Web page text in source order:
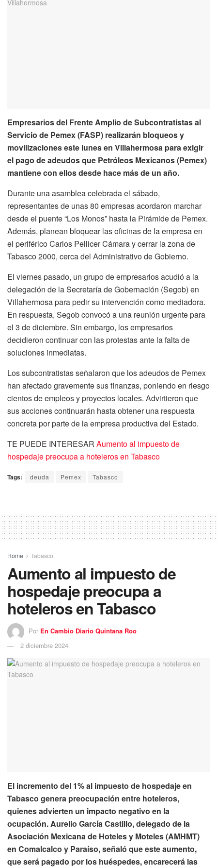
Empresarios del Frente Amplio de Subcontratistas al
Servicio de Pemex (FASP) realizarán bloqueos y
movilizaciones este lunes en Villahermosa para exigir
el pago de adeudos que Petróleos Mexicanos (Pemex)
mantiene con ellos desde hace más de un año.
Durante una asamblea celebrada el sábado,
representantes de unas 80 empresas acordaron marchar
desde el puente “Los Monos” hasta la Pirámide de Pemex.
Además, planean bloquear las oficinas de la empresa en
el periférico Carlos Pellicer Cámara y cerrar la zona de
Tabasco 2000, cerca del Administrativo de Gobierno.
El viernes pasado, un grupo de empresarios acudió a la
delegación de la Secretaría de Gobernación (Segob) en
Villahermosa para pedir su intervención como mediadora.
En respuesta, Segob convocó a una reunión urgente para
el 3 de diciembre. Sin embargo, los empresarios
decidieron continuar con las protestas ante la falta de
soluciones inmediatas.
Los subcontratistas señalaron que los adeudos de Pemex
han afectado gravemente sus finanzas, poniendo en riesgo
cientos de empleos y proyectos locales. Advirtieron que
sus acciones continuarán hasta obtener una respuesta
concreta por parte de la empresa productiva del Estado.
TE PUEDE INTERESAR Aumento al impuesto de
hospedaje preocupa a hoteleros en Tabasco
Tags: deuda Pemex Tabasco
Home Tabasco
Aumento al impuesto de
hospedaje preocupa a
hoteleros en Tabasco
Por En Cambio Diario Quintana Roo
2 diciembre 2024
El incremento del 1% al impuesto de hospedaje en
Tabasco genera preocupación entre hoteleros,
quienes advierten un impacto negativo en la
ocupación. Aurelio García Castillo, delegado de la
Asociación Mexicana de Hoteles y Moteles (AMHMT)
en Comalcalco y Paraíso, señaló que este aumento,
que será pagado por los huéspedes, encarecerá las